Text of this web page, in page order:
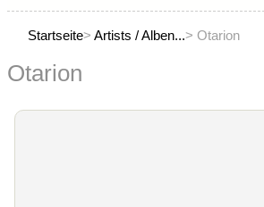
Startseite> Artists / Alben...> Otarion
Otarion